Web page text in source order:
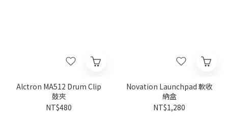
Alctron MA512 Drum Clip
鼓夾
NT$480
Novation Launchpad 軟收
納盒
NT$1,280